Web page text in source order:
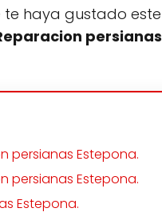
te haya gustado este
persianas
persianas Estepona.
persianas Estepona.
Estepona.